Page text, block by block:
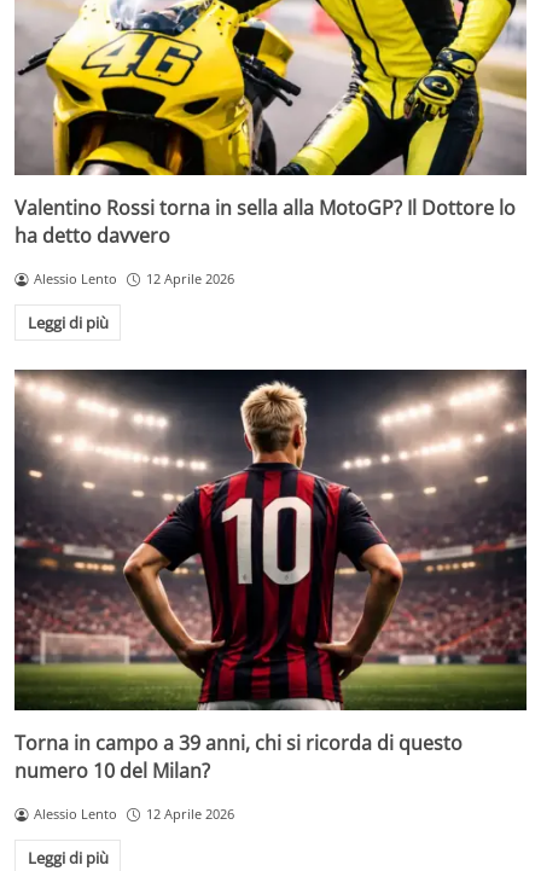
Valentino Rossi torna in sella alla MotoGP? Il Dottore lo
ha detto davvero
Alessio Lento 12 Aprile 2026
Leggi di più
Torna in campo a 39 anni, chi si ricorda di questo
numero 10 del Milan?
Alessio Lento 12 Aprile 2026
Leggi di più